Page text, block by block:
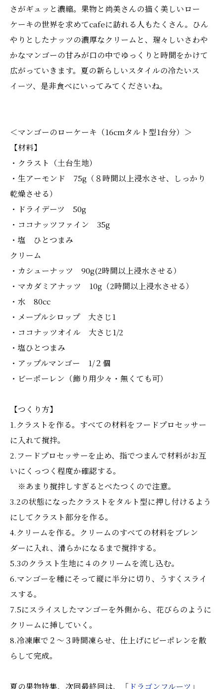
さがギュッと濃縮。果物と尚美さんの描く美しいロー
ケーキの世界を求めてcafeに訪れる人もたくさん。ひん
やりとしたナッツの濃厚なクリームと、瑞々しいさわや
かなマンゴーの甘みが口の中でゆっくりと時間をかけて
広がっていきます。夏の新らしいスタイルの冷たいス
イーツ、是非食べにいってみてくださいね。
＜マンゴーのローケーキ（16cmタルト型1台分）＞
【材料】
・クラスト（土台生地）
・生アーモンド 75g（８時間以上浸水させ、しっかり
乾燥させる）
・ドライデーツ 50g
・ココナッツファイン 35g
・塩 ひとつまみ
クリーム
・カシューナッツ 90g(2時間以上浸水させる）
・マカダミアナッツ 10g（2時間以上浸水させる）
・水 80cc
・メープルシロップ 大さじ1
・ココナッツオイル 大さじ1/2
・塩ひとつまみ
・アップルマンゴー 1/２個
・ビーポーレン（飾り用少々・無くても可）
【つくり方】
1.クラストを作る。すべての材料をフードプロセッサー
に入れて撹拌。
2.フードプロセッサーを止め、指でつまんで材料がお互
いにくっつく程度か確認する。
※あまり撹拌しすぎるとべたつくので注意。
3.2の状態になったクラストをタルト型に押し付けるよう
にしてクラスト部分を作る。
4.クリームを作る。クリームのすべての材料をブレン
ダーに入れ、滑らかになるまで撹拌する。
5.3のクラスト生地に４のクリームを流し込む。
6.マンゴーを種にそって縦に半分に切り、うすくスライ
スする。
7.5にスライスしたマンゴーを外側から、花びらのように
クリームに挿していく。
8.冷凍庫で２～３時間凍らせ、仕上げにビーポレンを散
らして完成。
夏の果物特集、次回最終回は、「 ドラゴンフルーツ 」